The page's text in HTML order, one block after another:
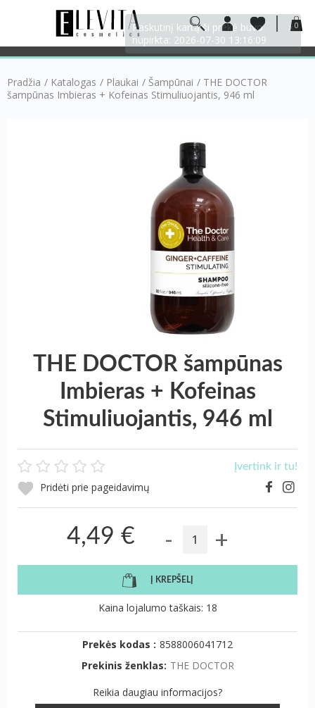
0
Pradžia / Katalogas / Plaukai / Šampūnai / THE DOCTOR
šampūnas Imbieras + Kofeinas Stimuliuojantis, 946 ml
THE DOCTOR šampūnas
Imbieras + Kofeinas
Stimuliuojantis, 946 ml
Įvertink ir tu!
Pridėti prie pageidavimų
4,49 € - +
Į KREPŠELĮ
Kaina lojalumo taškais: 18
Prekės kodas : 8588006041712
Prekinis ženklas: THE DOCTOR
Reikia daugiau informacijos?